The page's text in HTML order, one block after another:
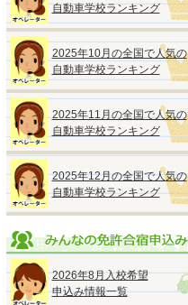
自動車学校ランキング
2025年10月の全国で人気の
自動車学校ランキング
2025年11月の全国で人気の
自動車学校ランキング
2025年12月の全国で人気の
自動車学校ランキング
2026年8月入校希望
申込み情報一覧